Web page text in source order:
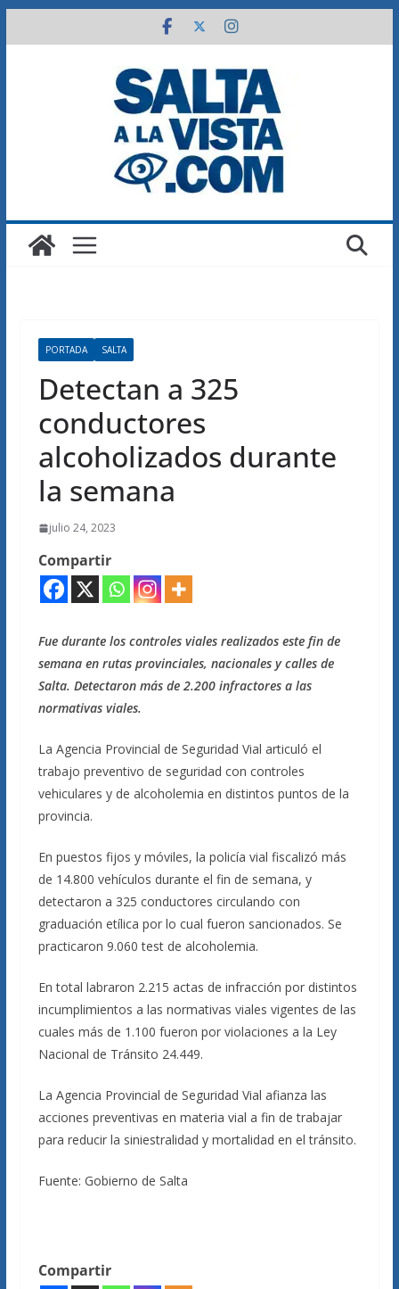
al
PORTADA SALTA
Detectan a 325
conductores
alcoholizados durante
la semana
julio 24, 2023
Compartir
Fue durante los controles viales realizados este fin de
semana en rutas provinciales, nacionales y calles de
Salta. Detectaron más de 2.200 infractores a las
normativas viales.
La Agencia Provincial de Seguridad Vial articuló el
trabajo preventivo de seguridad con controles
vehiculares y de alcoholemia en distintos puntos de la
provincia.
En puestos fijos y móviles, la policía vial fiscalizó más
de 14.800 vehículos durante el fin de semana, y
detectaron a 325 conductores circulando con
graduación etílica por lo cual fueron sancionados. Se
practicaron 9.060 test de alcoholemia.
En total labraron 2.215 actas de infracción por distintos
incumplimientos a las normativas viales vigentes de las
cuales más de 1.100 fueron por violaciones a la Ley
Nacional de Tránsito 24.449.
La Agencia Provincial de Seguridad Vial afianza las
acciones preventivas en materia vial a fin de trabajar
para reducir la siniestralidad y mortalidad en el tránsito.
Fuente: Gobierno de Salta
Compartir